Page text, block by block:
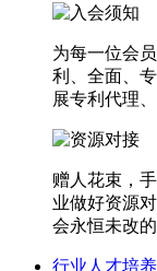
为每一位会
利、全面、
展专利代理
赠人花束，
业做好资源
会永恒未改的
行业人才培养